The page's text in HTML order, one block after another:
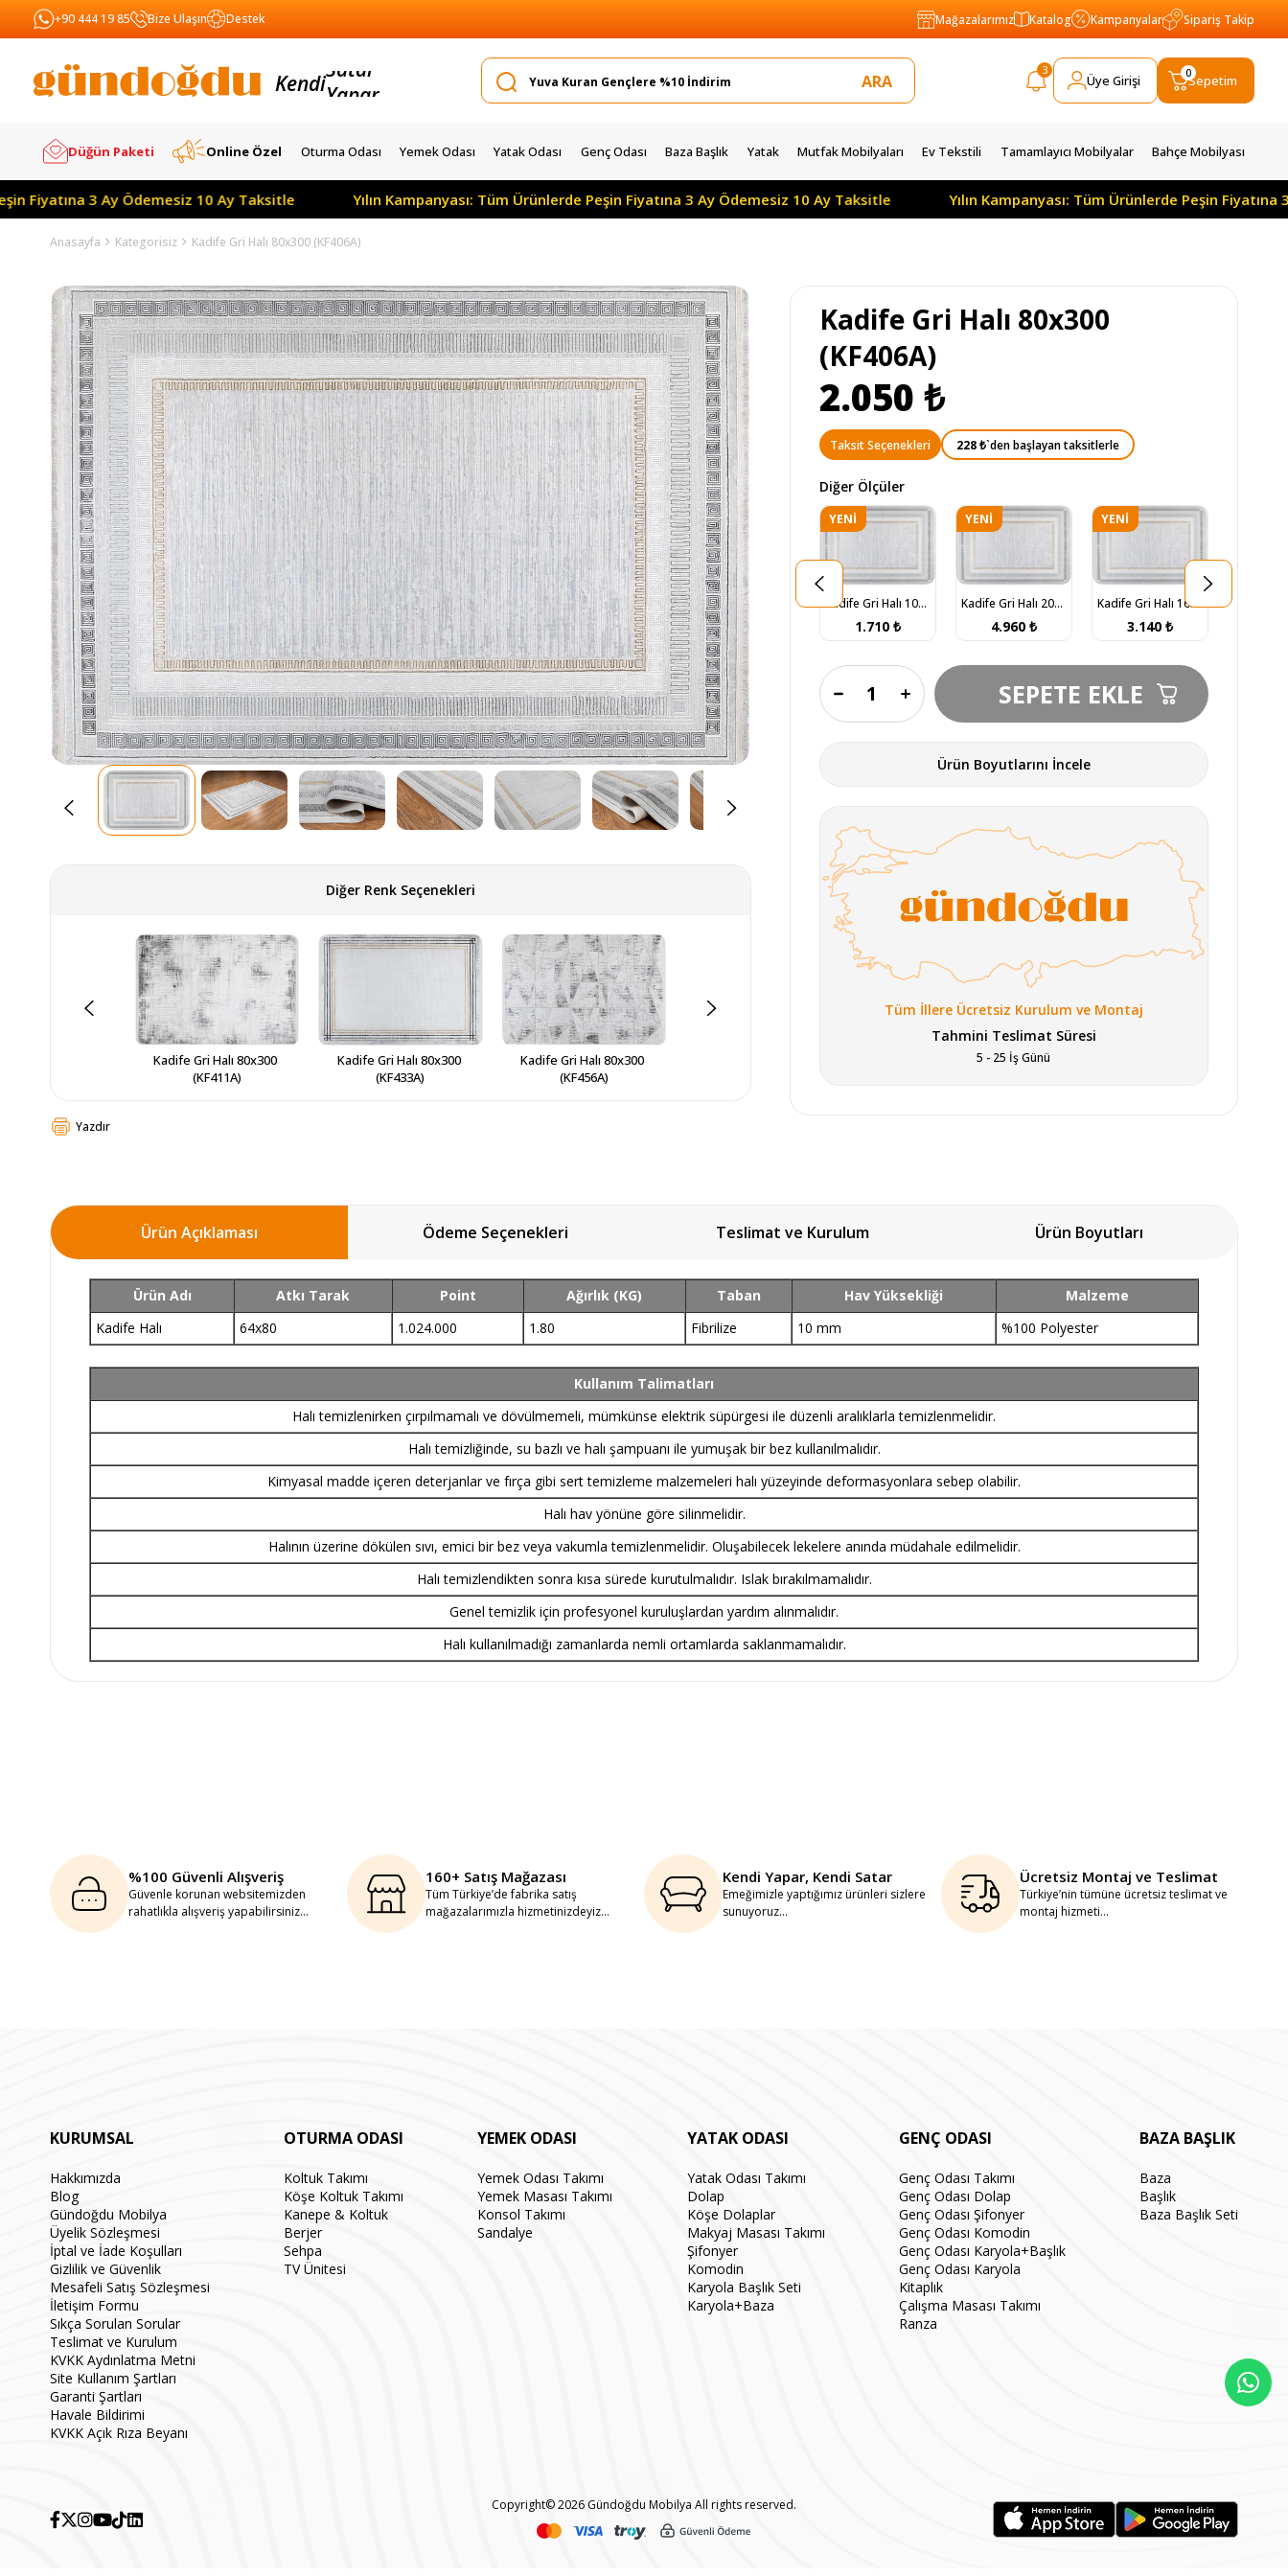
+90 444 19 85 Bize Ulaşın Destek Mağazalarımız Katalog Kampanyalar Sipariş Takip
KendiYapar
3
Üye Girişi Sepetim
0
Düğün Paketi Online Özel Oturma Odası Yemek Odası Yatak Odası Genç Odası Baza Başlık Yatak Mutfak Mobilyaları Ev Tekstili Tamamlayıcı Mobilyalar Bahçe Mobilyası
3 Ay Ödemesiz 10 Ay Taksitle Yılın Kampanyası: Tüm Ürünlerde Peşin Fiyatına 3 Ay Ödemesiz 10 Ay Taksitle Yılın Kampanyası: Tüm Ürünlerde Peşin Fiyatına 3 Ay
Anasayfa Kategorisiz Kadife Gri Halı 80x300 (KF406A)
Diğer Renk Seçenekleri
Kadife Gri Halı 80x300
(KF411A)
Kadife Gri Halı 80x300
(KF433A)
Kadife Gri Halı 80x300
(KF456A)
Kadife Gri Halı 80x300
Yazdır
Kadife Gri Halı 80x300
(KF406A)
2.050 ₺
Taksit Seçenekleri 228 ₺`den başlayan taksitlerle
Diğer Ölçüler
Kadife Gri Halı 100x200 (KF406A)
1.710 ₺
YENI
ÜRÜN
Kadife Gri Halı 200x290 (KF406A)
4.960 ₺
YENI
ÜRÜN
Kadife Gri Halı 160x230 (KF406A)
3.140 ₺
YENI
ÜRÜN
Ürün Boyutlarını İncele
Tüm İllere Ücretsiz Kurulum ve Montaj
Tahmini Teslimat Süresi
5 - 25 İş Günü
Ürün Açıklaması Ödeme Seçenekleri Teslimat ve Kurulum Ürün Boyutları
Ürün Adı Atkı Tarak Point Ağırlık (KG) Taban Hav Yüksekliği
Malzeme
Kadife Halı
64x80 1.024.000 1.80 Fibrilize 10 mm %100 Polyester
Kullanım Talimatları
Halı temizlenirken çırpılmamalı ve dövülmemeli, mümkünse elektrik süpürgesi ile düzenli aralıklarla temizlenmelidir.
Halı temizliğinde, su bazlı ve halı şampuanı ile yumuşak bir bez kullanılmalıdır.
Kimyasal madde içeren deterjanlar ve fırça gibi sert temizleme malzemeleri halı yüzeyinde deformasyonlara sebep olabilir.
Halı hav yönüne göre silinmelidir.
Halının üzerine dökülen sıvı, emici bir bez veya vakumla temizlenmelidir. Oluşabilecek lekelere anında müdahale edilmelidir.
Halı temizlendikten sonra kısa sürede kurutulmalıdır. Islak bırakılmamalıdır.
Genel temizlik için profesyonel kuruluşlardan yardım alınmalıdır.
Halı kullanılmadığı zamanlarda nemli ortamlarda saklanmamalıdır.
%100 Güvenli Alışveriş
Güvenle korunan websitemizden
rahatlıkla alışveriş yapabilirsiniz...
160+ Satış Mağazası
Tüm Türkiye’de fabrika satış
mağazalarımızla hizmetinizdeyiz...
Kendi Yapar, Kendi Satar
Emeğimizle yaptığımız ürünleri sizlere
sunuyoruz...
Ücretsiz Montaj ve Teslimat
Türkiye’nin tümüne ücretsiz teslimat ve
montaj hizmeti...
KURUMSAL
Hakkımızda
Blog
Gündoğdu Mobilya
Üyelik Sözleşmesi
İptal ve İade Koşulları
Gizlilik ve Güvenlik
Mesafeli Satış Sözleşmesi
İletişim Formu
Sıkça Sorulan Sorular
Teslimat ve Kurulum
KVKK Aydınlatma Metni
Site Kullanım Şartları
Garanti Şartları
Havale Bildirimi
KVKK Açık Rıza Beyanı
OTURMA ODASI
Koltuk Takımı
Köşe Koltuk Takımı
Kanepe & Koltuk
Berjer
Sehpa
TV Ünitesi
YEMEK ODASI
Yemek Odası Takımı
Yemek Masası Takımı
Konsol Takımı
Sandalye
YATAK ODASI
Yatak Odası Takımı
Dolap
Köşe Dolaplar
Makyaj Masası Takımı
Şifonyer
Komodin
Karyola Başlık Seti
Karyola+Baza
GENÇ ODASI
Genç Odası Takımı
Genç Odası Dolap
Genç Odası Şifonyer
Genç Odası Komodin
Genç Odası Karyola+Başlık
Genç Odası Karyola
Kitaplık
Çalışma Masası Takımı
Ranza
BAZA BAŞLIK
Baza
Başlık
Baza Başlık Seti
Copyright© 2026 Gündoğdu Mobilya All rights reserved.